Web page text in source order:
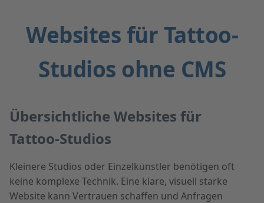
Websites für Tattoo-
Studios ohne CMS
Übersichtliche Websites für
Tattoo-Studios
Kleinere Studios oder Einzelkünstler benötigen oft
keine komplexe Technik. Eine klare, visuell starke
Website kann Vertrauen schaffen und Anfragen